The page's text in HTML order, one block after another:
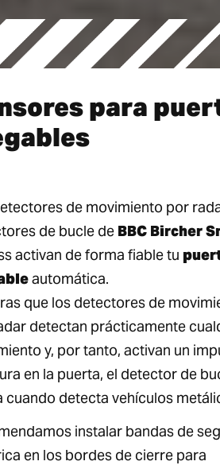
para
de movimiento por
de bucle de BBC Bircher
activan de forma fiable tu
automática.
que los detectores de
detectan prácticamente
y, por tanto, activan un
en la puerta, el detector de
cuando detecta vehículos
instalar bandas de
en los bordes de cierre para